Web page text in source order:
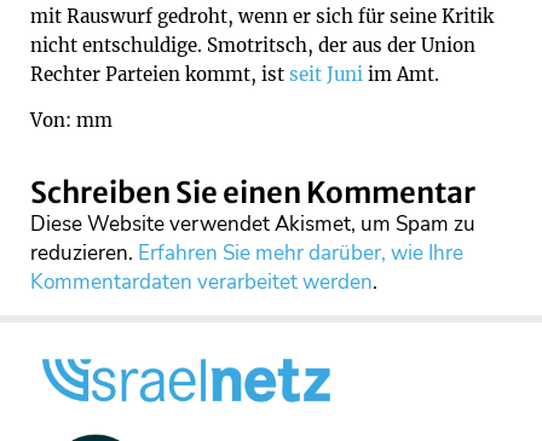
mit Rauswurf gedroht, wenn er sich für seine Kritik
nicht entschuldige. Smotritsch, der aus der Union
Rechter Parteien kommt, ist seit Juni im Amt.
Von: mm
Schreiben Sie einen Kommentar
Diese Website verwendet Akismet, um Spam zu
reduzieren. Erfahren Sie mehr darüber, wie Ihre
Kommentardaten verarbeitet werden.